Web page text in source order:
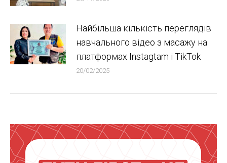
Найбільша кількість переглядів
навчального відео з масажу на
платформах Instagtam i TikTok
20/02/2025